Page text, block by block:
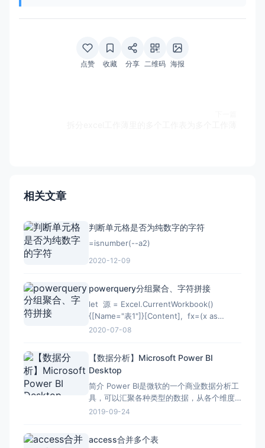
点赞 收藏 分享 二维码 海报
相关文章
判断单元格是否为纯数字的字符
=isnumber(--a2)
2020-12-09
powerquery分组聚合、字符拼接
let 源 = Excel.CurrentWorkbook()
{[Name="表1"]}[Content], fx=(x as
list)=&gt;Text.Combine(List.Transform(x,each
2020-07-08
【数据分析】Microsoft Power BI
Desktop
简介 Power BI是微软的一个商业数据分析工
具，可以汇聚各种类型的数据，从各个维度
深入分析，产生漂亮报表系统，为管理服
Excel文件后，选中要导入的表格，点击加载
2019-09-24
access合并多个表